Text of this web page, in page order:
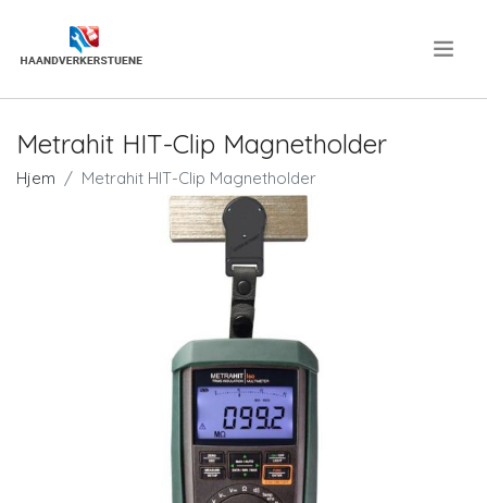
Metrahit HIT-Clip Magnetholder
Hjem Metrahit HIT-Clip Magnetholder